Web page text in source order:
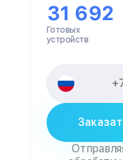
31 692
Готовых
устройств